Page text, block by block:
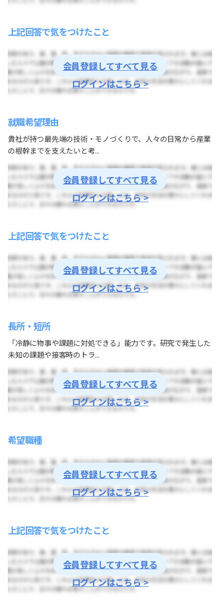
上記回答で気をつけたこと
会員登録してすべて見る
ログインはこちら >
就職希望理由
貴社が持つ最先端の技術・モノづくりで、人々の日常から産業
の根幹までを支えたいと考...
会員登録してすべて見る
ログインはこちら >
上記回答で気をつけたこと
会員登録してすべて見る
ログインはこちら >
長所・短所
「冷静に物事や課題に対処できる」能力です。研究で発生した
未知の課題や接客時のトラ...
会員登録してすべて見る
ログインはこちら >
希望職種
会員登録してすべて見る
ログインはこちら >
上記回答で気をつけたこと
会員登録してすべて見る
ログインはこちら >